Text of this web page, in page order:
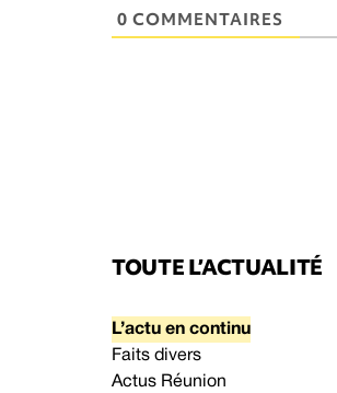
0 COMMENTAIRES
TOUTE L’ACTUALITÉ
L’actu en continu
Faits divers
Actus Réunion